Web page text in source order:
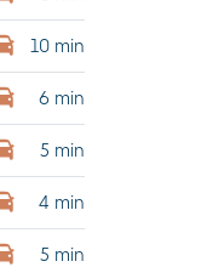
10 min
6 min
5 min
4 min
5 min